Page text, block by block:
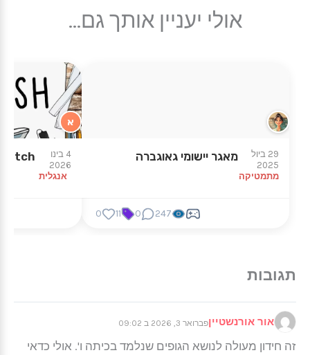
אולי יעניין אותך גם...
29 ביול
2025
מתמטיקה
מאגר יישומי גאוגברה
247
0
11
0
א
4 בינו
2026
אנגלית
אור אורנשטייןפברואר 3, 2026 ב 09:02
זה חידון מעולה לנושא הגופים שנלמד בכיתה ו'. אולי כדאי